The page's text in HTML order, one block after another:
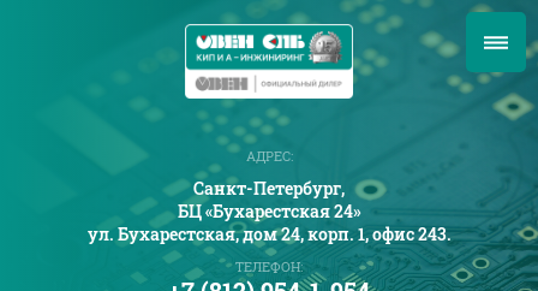
АДРЕС:
Санкт-Петербург,
БЦ «Бухарестская 24»
ул. Бухарестская, дом 24, корп. 1, офис 243.
ТЕЛЕФОН: